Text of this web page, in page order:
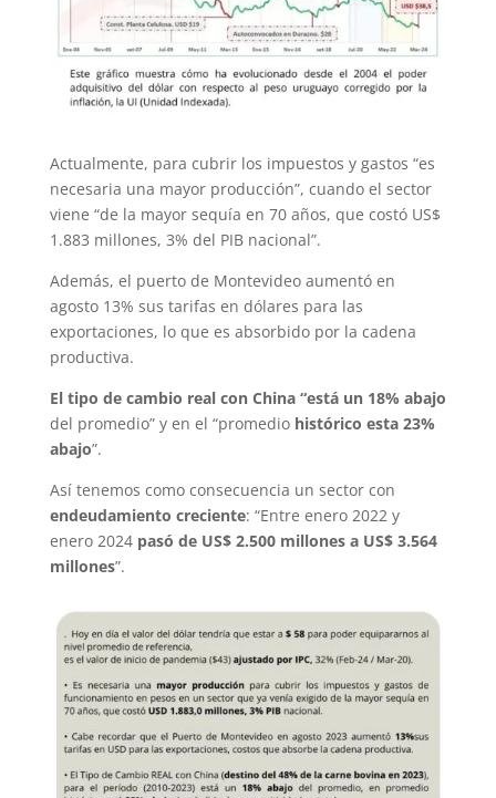
Actualmente, para cubrir los impuestos y gastos “es
necesaria una mayor producción”, cuando el sector
viene “de la mayor sequía en 70 años, que costó US$
1.883 millones, 3% del PIB nacional”.
Además, el puerto de Montevideo aumentó en
agosto 13% sus tarifas en dólares para las
exportaciones, lo que es absorbido por la cadena
productiva.
El tipo de cambio real con China “está un 18% abajo
del promedio” y en el “promedio histórico esta 23%
abajo”.
Así tenemos como consecuencia un sector con
endeudamiento creciente: “Entre enero 2022 y
enero 2024 pasó de US$ 2.500 millones a US$ 3.564
millones”.